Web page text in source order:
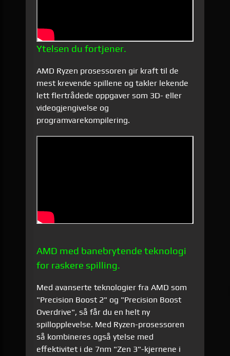
Ytelsen du fortjener.
AMD Ryzen prosessoren gir kraft til de
mest krevende spillene og takler lekende
lett flertrådede oppgaver som 3D- eller
videogjengivelse og
programvarekompilering.
AMD med banebrytende teknologi
for raskere spilling.
Med avanserte teknologier fra AMD som
"Precision Boost 2" og "Precision Boost
Overdrive", så får du en helt ny
spillopplevelse. Med Ryzen-prosessoren
så kombineres også ytelse med
effektivitet i de 7nm "Zen 3"-kjernene i